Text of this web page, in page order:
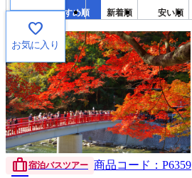
favorite
お気に入り
おすすめ順 新着順 安い順
trip宿泊バスツアー 商品コード：P6359